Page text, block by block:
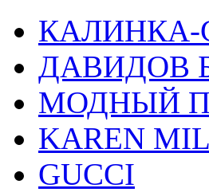
ДАВИДОВ
МОДНЫЙ
KAREN
GUCCI